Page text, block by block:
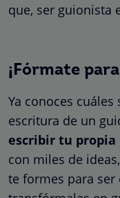
que, ser guionista
¡Fórmate
Ya conoces
escritura de un
escribir tu
con miles de
te formes para ser